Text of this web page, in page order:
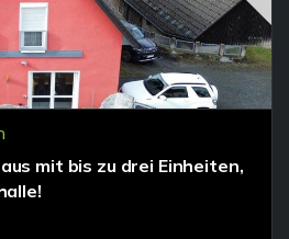
mit bis zu drei Einheiten,